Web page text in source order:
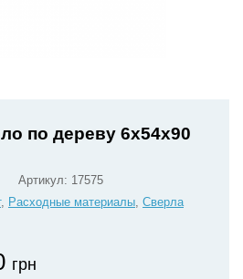
по дереву 6x54x90
Артикул: 17575
, Расходные материалы, Сверла
грн